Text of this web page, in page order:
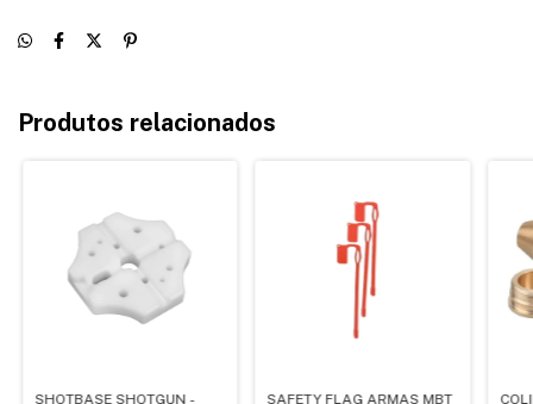
Produtos relacionados
SHOTBASE SHOTGUN -
SAFETY FLAG ARMAS MBT